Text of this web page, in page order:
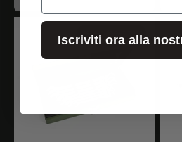
Iscriviti ora alla